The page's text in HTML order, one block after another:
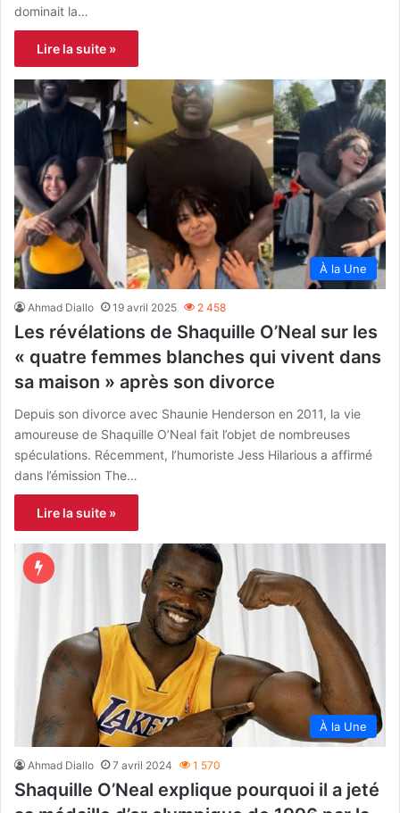
dominait la…
Lire la suite »
À la Une
Ahmad Diallo 19 avril 2025 2 458
Les révélations de Shaquille O’Neal sur les
« quatre femmes blanches qui vivent dans
sa maison » après son divorce
Depuis son divorce avec Shaunie Henderson en 2011, la vie
amoureuse de Shaquille O’Neal fait l’objet de nombreuses
spéculations. Récemment, l’humoriste Jess Hilarious a affirmé
dans l’émission The…
Lire la suite »
À la Une
Ahmad Diallo 7 avril 2024 1 570
Shaquille O’Neal explique pourquoi il a jeté